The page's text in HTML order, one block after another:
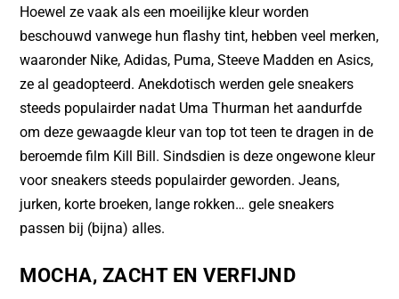
Hoewel ze vaak als een moeilijke kleur worden
beschouwd vanwege hun flashy tint, hebben veel merken,
waaronder Nike, Adidas, Puma, Steeve Madden en Asics,
ze al geadopteerd. Anekdotisch werden gele sneakers
steeds populairder nadat Uma Thurman het aandurfde
om deze gewaagde kleur van top tot teen te dragen in de
beroemde film Kill Bill. Sindsdien is deze ongewone kleur
voor sneakers steeds populairder geworden. Jeans,
jurken, korte broeken, lange rokken… gele sneakers
passen bij (bijna) alles.
MOCHA, ZACHT EN VERFIJND